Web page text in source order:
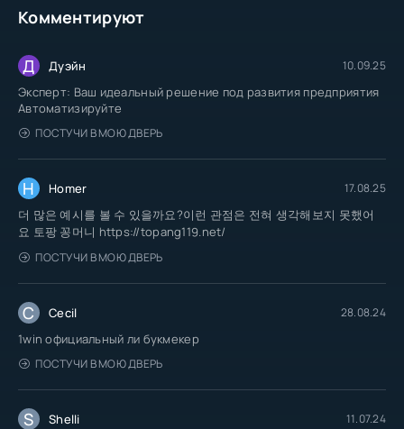
Комментируют
Д Дуэйн 10.09.25
Эксперт: Ваш идеальный решение под развития предприятия
Автоматизируйте
ПОСТУЧИ В МОЮ ДВЕРЬ
H Homer 17.08.25
더 많은 예시를 볼 수 있을까요?이런 관점은 전혀 생각해보지 못했어
요 토팡 꽁머니 https://topang119.net/
ПОСТУЧИ В МОЮ ДВЕРЬ
C Cecil 28.08.24
1win официальный ли букмекер
ПОСТУЧИ В МОЮ ДВЕРЬ
S Shelli 11.07.24